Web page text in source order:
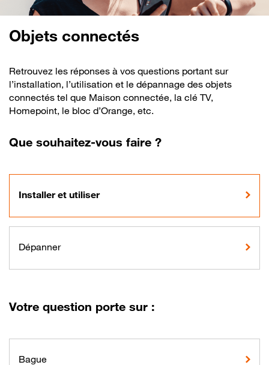
Objets connectés
Retrouvez les réponses à vos questions portant sur
l’installation, l’utilisation et le dépannage des objets
connectés tel que Maison connectée, la clé TV,
Homepoint, le bloc d’Orange, etc.
Que souhaitez-vous faire ?
Installer et utiliser
Dépanner
Votre question porte sur :
Bague